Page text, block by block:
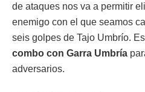
de ataques nos va a permitir
enemigo con el que seamos
seis golpes de Tajo Umbrío.
combo con Garra Umbría
adversarios.